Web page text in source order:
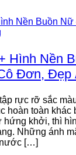
Hình Nền
Đơn, Đẹp
rực rỡ sắc
hoàn toàn khác
hứng khởi, thì
Những ánh
[…]